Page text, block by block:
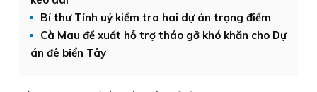
Bí thư Tỉnh uỷ kiểm tra hai dự án trọng điểm
Cà Mau đề xuất hỗ trợ tháo gỡ khó khăn cho Dự
án đê biển Tây